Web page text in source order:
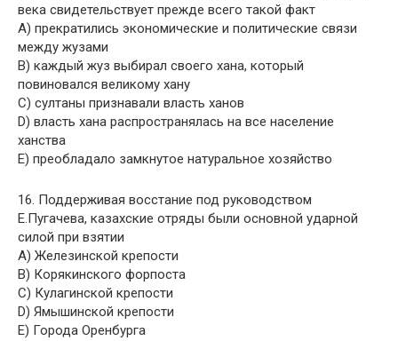
века свидетельствует прежде всего такой факт
A) прекратились экономические и политические связи
между жузами
B) каждый жуз выбирал своего хана, который
повиновался великому хану
C) султаны признавали власть ханов
D) власть хана распространялась на все население
ханства
E) преобладало замкнутое натуральное хозяйство
16. Поддерживая восстание под руководством
Е.Пугачева, казахские отряды были основной ударной
силой при взятии
A) Железинской крепости
B) Корякинского форпоста
C) Кулагинской крепости
D) Ямышинской крепости
E) Города Оренбурга